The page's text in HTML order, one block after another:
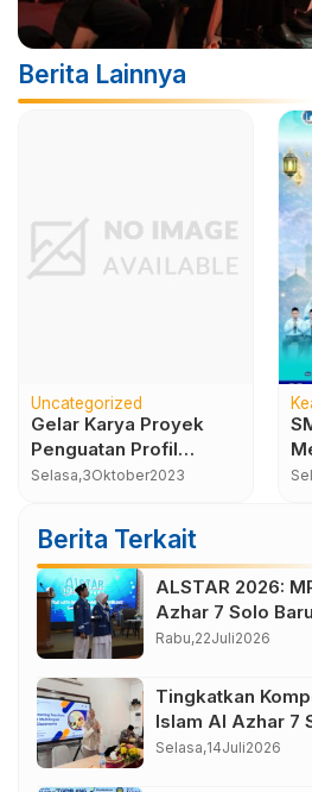
Berita Lainnya
Uncategorized
Kesenian Jamu
Gendong
Rabu,11Mei2022
Berita Terkait
ALSTAR 2026:
Azhar 7 Solo
Sukses,
Rabu,22Juli2026
Tingkatkan
Islam Al Azhar 7
Pembelajaran
Selasa,14Juli2026